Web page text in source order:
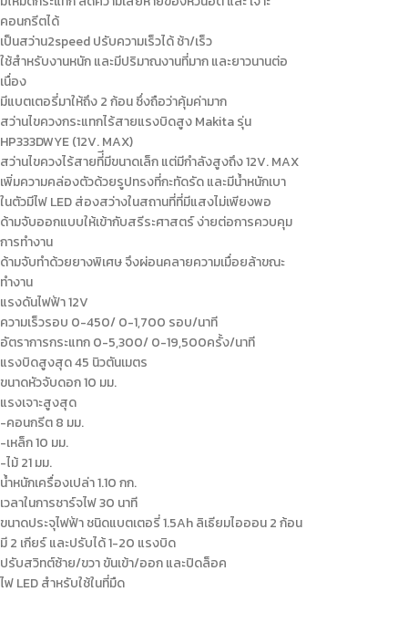
คอนกรีตได้
เป็นสว่าน2speed ปรับความเร็วได้ ช้า/เร็ว
ใช้สำหรับงานหนัก และมีปริมาณงานที่มาก และยาวนานต่อ
เนื่อง
มีแบตเตอรี่มาให้ถึง 2 ก้อน ซึ่งถือว่าคุ้มค่ามาก
สว่านไขควงกระแทกไร้สายแรงบิดสูง Makita รุ่น
HP333DWYE (12V. MAX)
สว่านไขควงไร้สายที่ีมีขนาดเล็ก แต่มีกำลังสูงถึง 12V. MAX
เพิ่มความคล่องตัวด้วยรูปทรงที่กะทัดรัด และมีน้ำหนักเบา
ในตัวมีไฟ LED ส่องสว่างในสถานที่ที่มีแสงไม่เพียงพอ
ด้ามจับออกแบบให้เข้ากับสรีระศาสตร์ ง่ายต่อการควบคุม
การทำงาน
ด้ามจับทำด้วยยางพิเศษ จึงผ่อนคลายความเมื่อยล้าขณะ
ทำงาน
แรงดันไฟฟ้า 12V
ความเร็วรอบ 0-450/ 0-1,700 รอบ/นาที
อัตราการกระแทก 0-5,300/ 0-19,500ครั้ง/นาที
แรงบิดสูงสุด 45 นิวตันเมตร
ขนาดหัวจับดอก 10 มม.
แรงเจาะสูงสุด
-คอนกรีต 8 มม.
-เหล็ก 10 มม.
-ไม้ 21 มม.
น้ำหนักเครื่องเปล่า 1.10 กก.
เวลาในการชาร์จไฟ 30 นาที
ขนาดประจุไฟฟ้า ชนิดแบตเตอรี่ 1.5Ah ลิเธียมไอออน 2 ก้อน
มี 2 เกียร์ และปรับได้ 1-20 แรงบิด
ปรับสวิทต์ซ้าย/ขวา ขันเข้า/ออก และปิดล็อค
ไฟ LED สำหรับใช้ในที่มืด